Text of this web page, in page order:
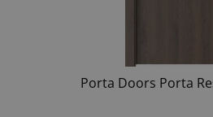
Porta Doors Porta